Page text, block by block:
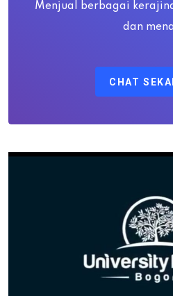
Menjual berbagai
dan
CHAT